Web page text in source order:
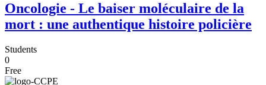
Oncologie - Le baiser moléculaire de la
mort : une authentique histoire policière
Students
0
Free